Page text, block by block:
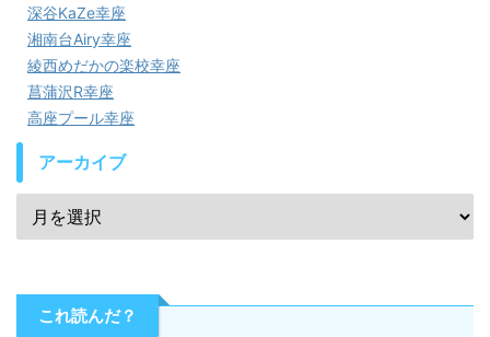
深谷KaZe幸座
湘南台Airy幸座
綾西めだかの楽校幸座
菖蒲沢R幸座
高座プール幸座
アーカイブ
これ読んだ？